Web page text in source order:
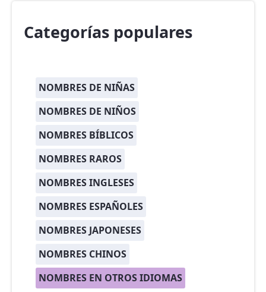
Categorías populares
NOMBRES DE NIÑAS
NOMBRES DE NIÑOS
NOMBRES BÍBLICOS
NOMBRES RAROS
NOMBRES INGLESES
NOMBRES ESPAÑOLES
NOMBRES JAPONESES
NOMBRES CHINOS
NOMBRES EN OTROS IDIOMAS